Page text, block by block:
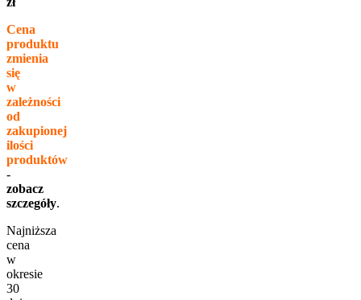
Cena
produktu
zmienia
się
w
zależności
od
zakupionej
ilości
produktów
-
zobacz
szczegóły.
Najniższa
cena
w
okresie
30